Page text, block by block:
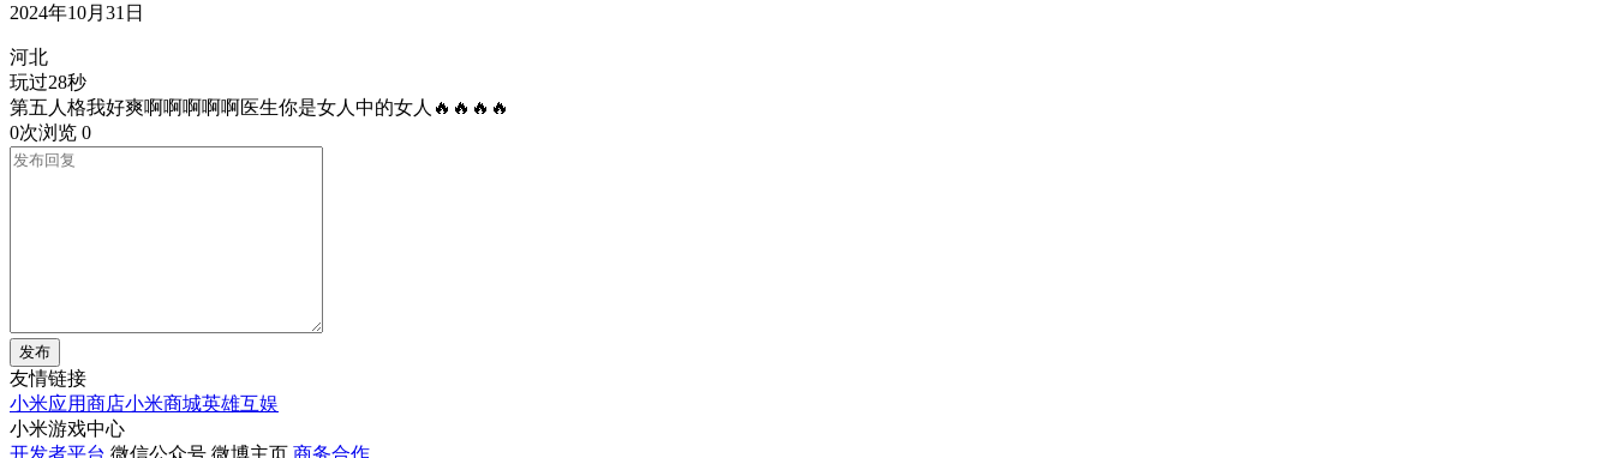
2024年10月31日
河北
玩过28秒
第五人格我好爽啊啊啊啊啊医生你是女人中的女人🔥🔥🔥🔥
0次浏览 0
发布
友情链接
小米应用商店小米商城英雄互娱
小米游戏中心
开发者平台 微信公众号 微博主页 商务合作